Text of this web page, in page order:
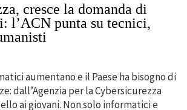
cresce la domanda di
l’ACN punta su tecnici,
aumentano e il Paese ha bisogno di
dall’Agenzia per la Cybersicurezza
ai giovani. Non solo informatici e